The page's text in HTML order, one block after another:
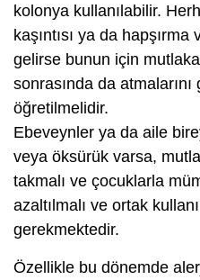
kolonya kullanılabilir.
kaşıntısı ya da
gelirse bunun için
sonrasında da
öğretilmelidir.
Ebeveynler ya da aile
veya öksürük varsa,
takmalı ve çocuklarla
azaltılmalı ve ortak
gerekmektedir.
Özellikle bu dönemde